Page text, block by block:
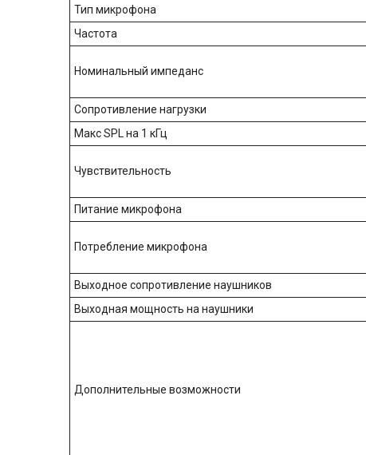
Тип микрофона
Частота
Номинальный импеданс
Сопротивление нагрузки
Макс SPL на 1 кГц
Чувствительность
Питание микрофона
Потребление микрофона
Выходное сопротивление наушников
Выходная мощность на наушники
Дополнительные возможности